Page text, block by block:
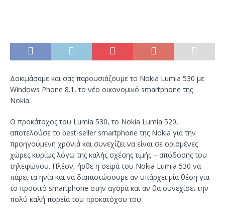
Δοκιμάσαμε και σας παρουσιάζουμε το Nokia Lumia 530 με
Windows Phone 8.1, το νέο οικονομικό smartphone της
Nokia.
Ο προκάτοχος του Lumia 530, το Nokia Lumia 520,
αποτελούσε το best-seller smartphone της Nokia για την
προηγούμενη χρονιά και συνεχίζει να είναι σε ορισμένες
χώρες κυρίως λόγω της καλής σχέσης τιμής – απόδοσης του
τηλεφώνου. Πλέον, ήρθε η σειρά του Nokia Lumia 530 να
πάρει τα ηνία και να διαπιστώσουμε αν υπάρχει μία θέση για
το προσιτό smartphone στην αγορά και αν θα συνεχίσει την
πολύ καλή πορεία του προκατόχου του.